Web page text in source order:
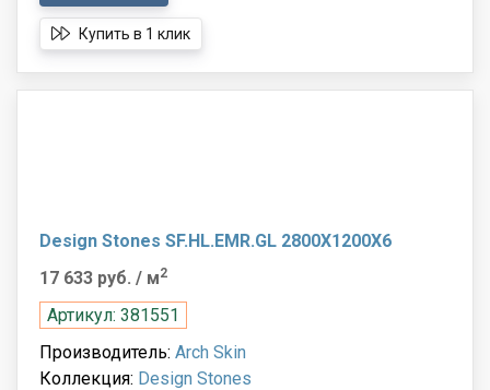
Купить в 1 клик
Design Stones SF.HL.EMR.GL 2800X1200X6
17 633 руб. / м2
Артикул: 381551
Производитель: Arch Skin
Коллекция: Design Stones